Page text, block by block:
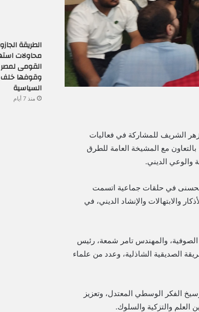
الشريف للمشاركة في فعاليات
مع المشيخة العامة للطرق
والوعي الديني.
الحسنى في حلقات جماعية اتسمت
والابتهالات والإنشاد الديني، في
والمهندس تامر شمعة، رئيس
الصديقية الشاذلية، وعدد من علماء
الفكر الوسطي المعتدل، وتعزيز
والتزكية والسلوك.
الطريقة
محاولات
القومى
وقوفها خلف
السياسية
منذ 7 أيام